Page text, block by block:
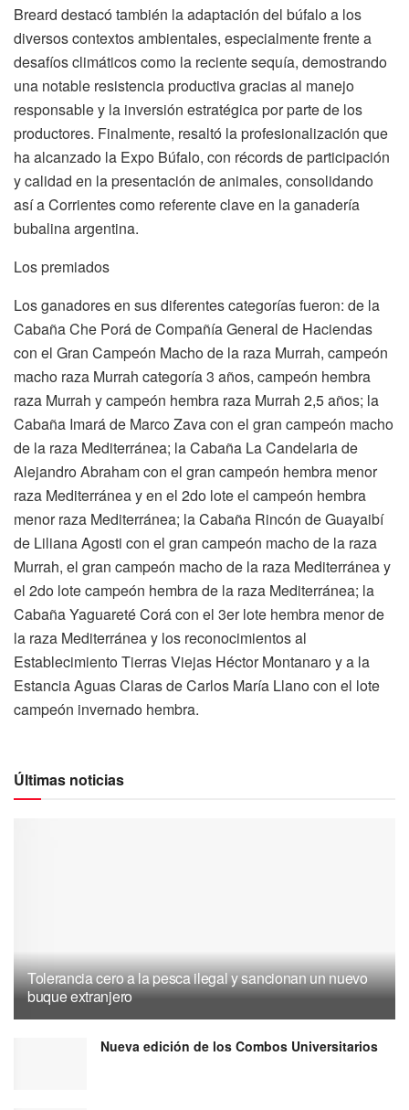
Breard destacó también la adaptación del búfalo a los
diversos contextos ambientales, especialmente frente a
desafíos climáticos como la reciente sequía, demostrando
una notable resistencia productiva gracias al manejo
responsable y la inversión estratégica por parte de los
productores. Finalmente, resaltó la profesionalización que
ha alcanzado la Expo Búfalo, con récords de participación
y calidad en la presentación de animales, consolidando
así a Corrientes como referente clave en la ganadería
bubalina argentina.
Los premiados
Los ganadores en sus diferentes categorías fueron: de la
Cabaña Che Porá de Compañía General de Haciendas
con el Gran Campeón Macho de la raza Murrah, campeón
macho raza Murrah categoría 3 años, campeón hembra
raza Murrah y campeón hembra raza Murrah 2,5 años; la
Cabaña Imará de Marco Zava con el gran campeón macho
de la raza Mediterránea; la Cabaña La Candelaria de
Alejandro Abraham con el gran campeón hembra menor
raza Mediterránea y en el 2do lote el campeón hembra
menor raza Mediterránea; la Cabaña Rincón de Guayaibí
de Liliana Agosti con el gran campeón macho de la raza
Murrah, el gran campeón macho de la raza Mediterránea y
el 2do lote campeón hembra de la raza Mediterránea; la
Cabaña Yaguareté Corá con el 3er lote hembra menor de
la raza Mediterránea y los reconocimientos al
Establecimiento Tierras Viejas Héctor Montanaro y a la
Estancia Aguas Claras de Carlos María Llano con el lote
campeón invernado hembra.
Últimas noticias
Tolerancia cero a la pesca ilegal y sancionan un nuevo
buque extranjero
Nueva edición de los Combos Universitarios